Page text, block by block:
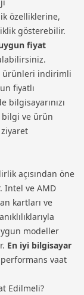
özelliklerine,
gösterebilir.
fiyat
ürünleri indirimli
fiyatlı
ve ürün
ziyaret
açısından öne
Intel ve AMD
kartları ve
modeller
En iyi bilgisayar
vaat
Edilmeli?